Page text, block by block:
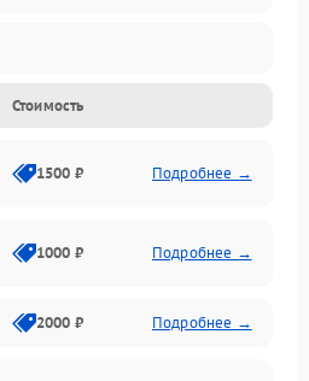
Стоимость
1500 ₽ Подробнее →
1000 ₽ Подробнее →
2000 ₽ Подробнее →